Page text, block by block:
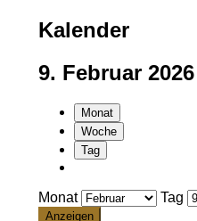
Kalender
9. Februar 2026
Monat
Woche
Tag
Monat Tag